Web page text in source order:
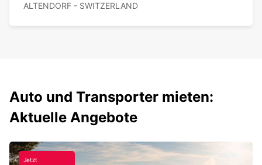
ALTENDORF - SWITZERLAND
Auto und Transporter mieten:
Aktuelle Angebote
Jetzt